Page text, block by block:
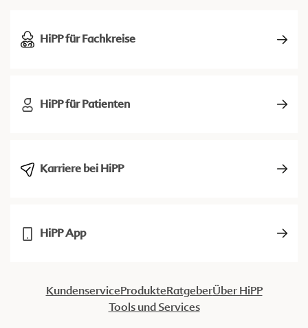
HiPP für Fachkreise
HiPP für Patienten
Karriere bei HiPP
HiPP App
KundenserviceProdukteRatgeberÜber HiPP
Tools und Services